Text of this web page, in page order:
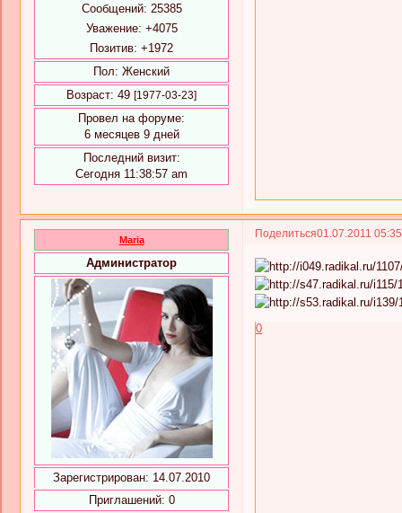
Сообщений: 25385
Уважение: +4075
Позитив: +1972
Пол: Женский
Возраст: 49 [1977-03-23]
Провел на форуме:
6 месяцев 9 дней
Последний визит:
Сегодня 11:38:57 am
Поделиться01.07.2011
Maria
Администратор
Зарегистрирован: 14.07.2010
Приглашений: 0
0